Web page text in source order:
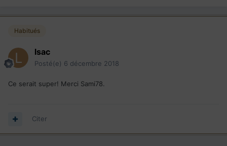
Habitués
lsac
Posté(e) 6 décembre 2018
Ce serait super! Merci Sami78.
Citer